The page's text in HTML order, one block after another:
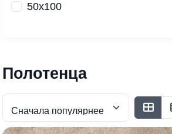
50х100
Полотенца